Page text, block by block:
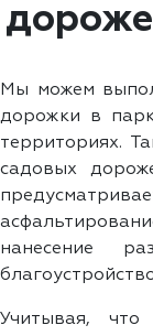
Мы можем
дорожки в
территориях.
садовых
нанесение
Учитывая,